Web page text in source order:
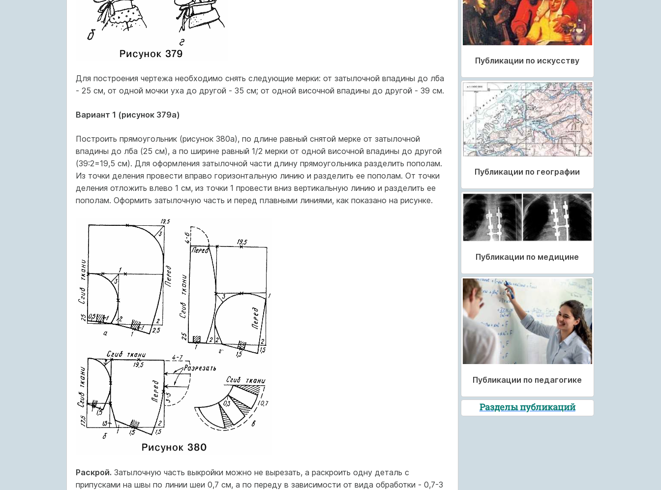
Для построения чертежа необходимо снять следующие мерки: от затылочной впадины до лба
- 25 см, от одной мочки уха до другой - 35 см; от одной височной впадины до другой - 39 см.
Вариант 1 (рисунок 379а)
Построить прямоугольник (рисунок 380а), по длине равный снятой мерке от затылочной
впадины до лба (25 см), а по ширине равный 1/2 мерки от одной височной впадины до другой
(39:2=19,5 см). Для оформления затылочной части длину прямоугольника разделить пополам.
Из точки деления провести вправо горизонтальную линию и разделить ее пополам. От точки
деления отложить влево 1 см, из точки 1 провести вниз вертикальную линию и разделить ее
пополам. Оформить затылочную часть и перед плавными линиями, как показано на рисунке.
Раскрой. Затылочную часть выкройки можно не вырезать, а раскроить одну деталь с
припусками на швы по линии шеи 0,7 см, а по переду в зависимости от вида обработки - 0,7-3
Публикации по искусству
Публикации по географии
Публикации по медицине
Публикации по педагогике
Разделы публикаций